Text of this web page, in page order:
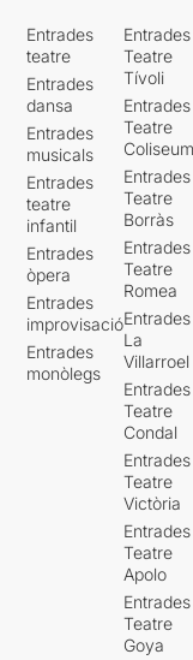
Entrades
teatre
Entrades
dansa
Entrades
musicals
Entrades
teatre
infantil
Entrades
òpera
Entrades
improvisació
Entrades
monòlegs
Entrades
Teatre
Tívoli
Entrades
Teatre
Coliseum
Entrades
Teatre
Borràs
Entrades
Teatre
Romea
Entrades
La
Villarroel
Entrades
Teatre
Condal
Entrades
Teatre
Victòria
Entrades
Teatre
Apolo
Entrades
Teatre
Goya